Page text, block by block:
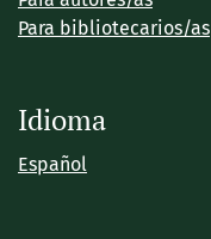
Para bibliotecarios/as
Idioma
Español